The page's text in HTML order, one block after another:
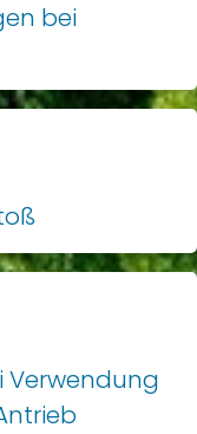
bei
Verwendung